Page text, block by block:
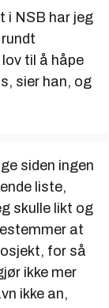
i NSB har jeg
til å håpe
sier han, og
siden ingen
liste,
skulle likt og
at
for så
ikke mer
ikke an,